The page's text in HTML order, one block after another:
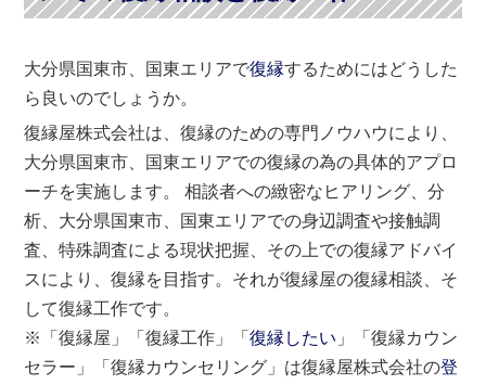
大分県国東市、国東エリアで復縁するためにはどうした
ら良いのでしょうか。
復縁屋株式会社は、復縁のための専門ノウハウにより、
大分県国東市、国東エリアでの復縁の為の具体的アプロ
ーチを実施します。 相談者への緻密なヒアリング、分
析、大分県国東市、国東エリアでの身辺調査や接触調
査、特殊調査による現状把握、その上での復縁アドバイ
スにより、復縁を目指す。それが復縁屋の復縁相談、そ
して復縁工作です。
※「復縁屋」「復縁工作」「復縁したい 」「復縁カウン
セラー」「復縁カウンセリング」は復縁屋株式会社の登